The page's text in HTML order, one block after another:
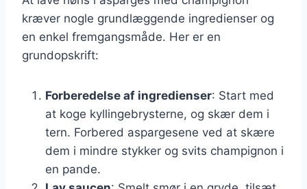
kræver nogle grundlæggende ingredienser og
en enkel fremgangsmåde. Her er en
grundopskrift:
Forberedelse af ingredienser: Start med
at koge kyllingebrysterne, og skær dem i
tern. Forbered aspargesene ved at skære
dem i mindre stykker og svits champignon i
en pande.